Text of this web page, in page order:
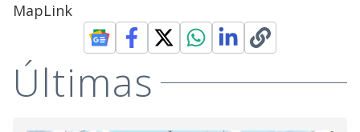
MapLink
Últimas